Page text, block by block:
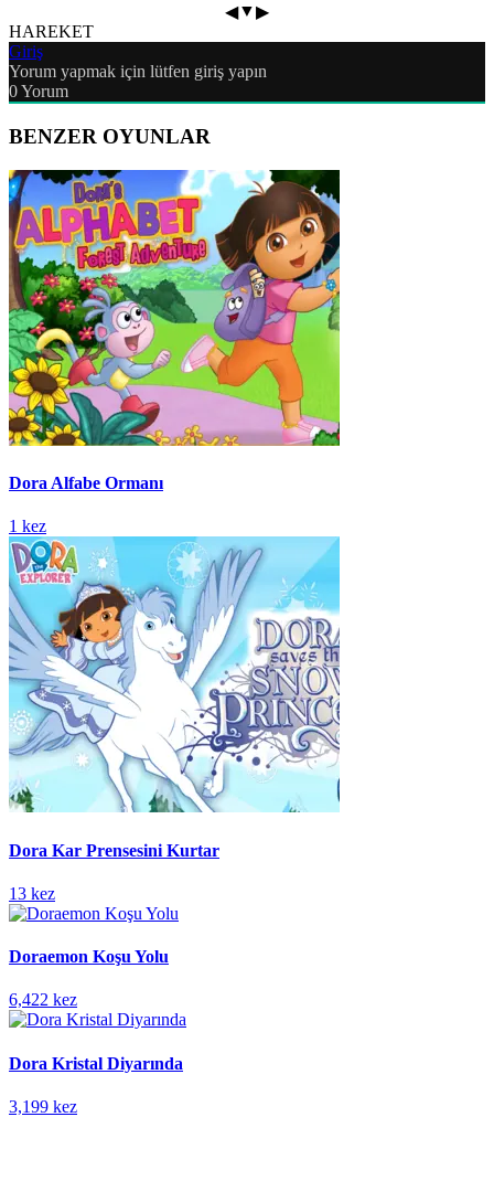
◀▼▶
HAREKET
Giriş
Yorum yapmak için lütfen giriş yapın
0Yorum
BENZER OYUNLAR
Dora Alfabe Ormanı
1 kez
Dora Kar Prensesini Kurtar
13 kez
Doraemon Koşu Yolu
6,422 kez
Dora Kristal Diyarında
3,199 kez